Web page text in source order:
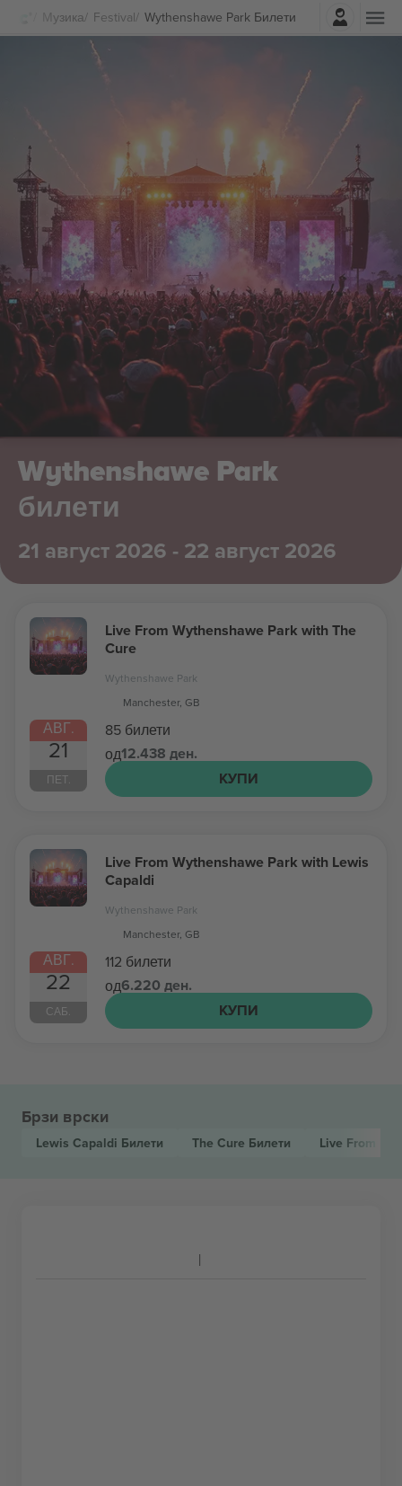
Музика Festival Wythenshawe Park Билети
Најави се
Wythenshawe Park
билети
21 август 2026 - 22 август 2026
АВГ.
21
ПЕТ.
Live From Wythenshawe Park with The
Cure
Wythenshawe Park
Manchester, GB
85 билети
од12.438 ден.
КУПИ
АВГ.
22
САБ.
Live From Wythenshawe Park with Lewis
Capaldi
Wythenshawe Park
Manchester, GB
112 билети
од6.220 ден.
КУПИ
Брзи врски
Lewis Capaldi Билети The Cure Билети Live From